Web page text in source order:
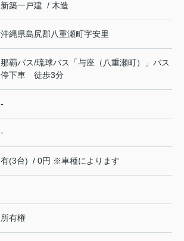
新築一戸建 / 木造
沖縄県島尻郡八重瀬町字安里
那覇バス/琉球バス「与座（八重瀬町）」バス
停下車 徒歩3分
-
-
有(3台) / 0円 ※車種によります
所有権